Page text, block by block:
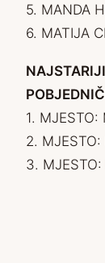
5. MANDA
6. MATIJA
1. MJESTO:
2.
3. MJESTO: